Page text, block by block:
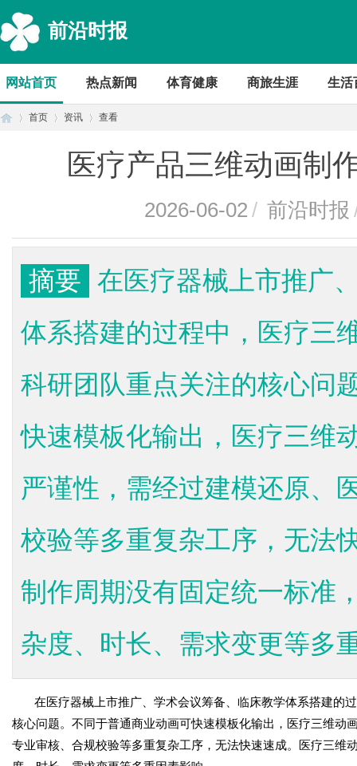
前沿时报
网站首页 热点新闻 体育健康 商旅生涯 生活
首页 资讯 查看
医疗产品三维动画制
2026-06-02 / 前沿时报
摘要 在医疗器械上市推广
体系搭建的过程中，医疗三
科研团队重点关注的核心问
快速模板化输出，医疗三维
严谨性，需经过建模还原、
校验等多重复杂工序，无法
制作周期没有固定统一标准
杂度、时长、需求变更等多
在医疗器械上市推广、学术会议筹备、临床教学体系搭建的
核心问题。不同于普通商业动画可快速模板化输出，医疗三维动
专业审核、合规校验等多重复杂工序，无法快速速成。医疗三维